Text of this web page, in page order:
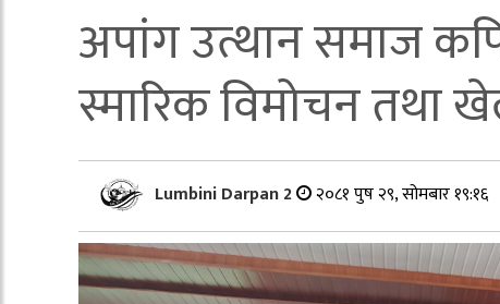
अपांग उत्थान समाज
स्मारिक विमोचन तथा
Lumbini Darpan 2 २०८१ पुष २९, सोमबार १९:१६